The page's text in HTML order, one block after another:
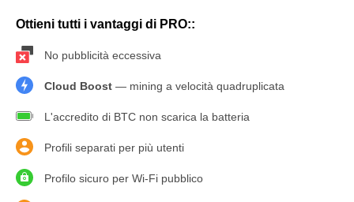
Ottieni tutti i vantaggi di PRO::
No pubblicità eccessiva
Cloud Boost — mining a velocità quadruplicata
L'accredito di BTC non scarica la batteria
Profili separati per più utenti
Profilo sicuro per Wi-Fi pubblico